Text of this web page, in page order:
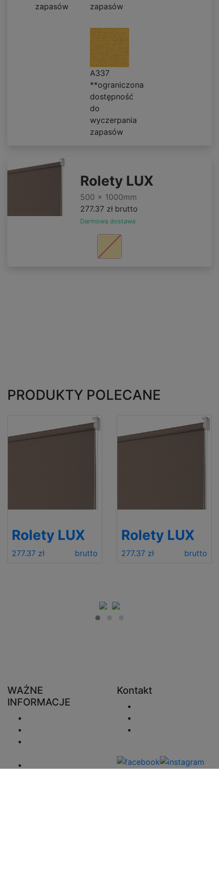
zapasów
zapasów
A337
**ograniczona
dostępność
do
wyczerpania
zapasów
Rolety LUX
500 x 1000mm
277.37 zł brutto
Darmowa dostawa
PRODUKTY POLECANE
Rolety LUX
277.37 zł brutto
Rolety LUX
277.37 zł brutto
WAŻNE
INFORMACJE
Kontakt